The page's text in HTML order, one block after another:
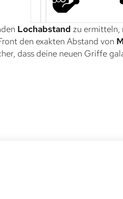
Lochabstand zu ermitteln,
den exakten Abstand von
dass deine neuen Griffe